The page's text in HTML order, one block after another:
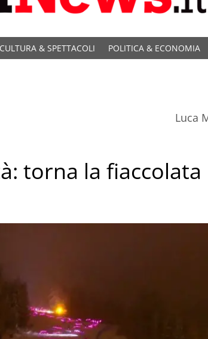
CULTURA & SPETTACOLI POLITICA & ECONOMIA
Luca
torna la fiaccolata